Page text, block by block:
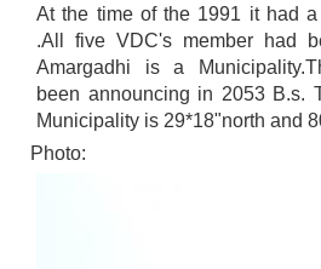
At the time of the 1991 it had
.All five VDC's member had
Amargadhi is a
been announcing in 2053 B.s.
Municipality is 29*18"north and
Photo: